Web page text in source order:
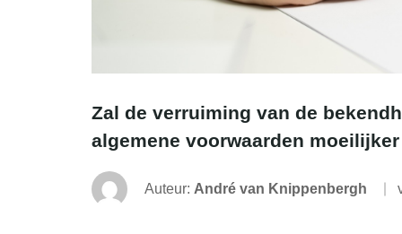
Zal de verruiming van de
algemene voorwaarden
Auteur: André van Knippenbergh